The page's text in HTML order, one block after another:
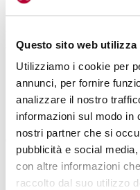
Questo sito web utilizza
Utilizziamo i cookie per
annunci, per fornire
analizzare il nostro
informazioni sul modo in
nostri partner che si
pubblicità e social
con altre informazioni
raccolto dal suo utilizzo
territorio – continua
suggestivi. Gli itinerari
l’altro da 70. Ci sarà
leggermente più tecnici ma
«I partecipanti arriveranno a
suggestive quanto ancora
da strade inedite, come
Laghi di Cancano e alle sue
apprezzare a 360 gradi il